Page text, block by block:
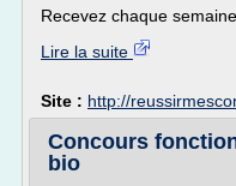
Recevez chaque
Lire la suite
Site : http://
Concours
bio